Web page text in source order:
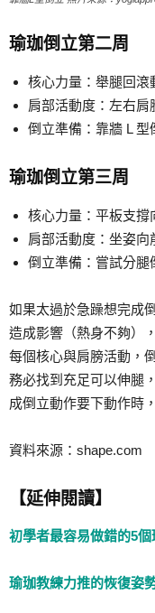
瑜珈倒立第二周
核心力量：舉腿回滾
肩部活動度：左右肩
倒立準備：靠牆 L 型
瑜珈倒立第三周
核心力量：平板支撐
肩部活動度：坐姿向
倒立準備：嘗試分腿
如果太過於急躁想完成
造成影響（熱身不夠）
每個核心與肩膀活動，
務必找到充足可以伸腿
成倒立動作要下動作時
資料來源：shape.com
【延伸閱讀】
初學者最容易做錯的5個
瑜珈教練力推的恢復姿